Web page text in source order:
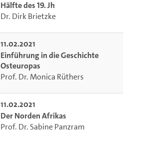
Hälfte des 19. Jh
Dr. Dirk Brietzke
11.02.2021
Einführung in die Geschichte
Osteuropas
Prof. Dr. Monica Rüthers
11.02.2021
Der Norden Afrikas
Prof. Dr. Sabine Panzram